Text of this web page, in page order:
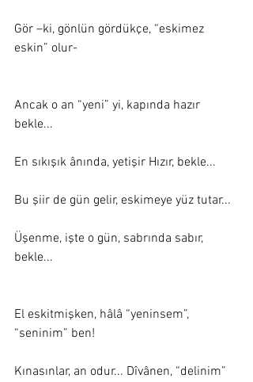
Gör –ki, gönlün gördükçe, “eskimez
eskin” olur-
Ancak o an “yeni” yi, kapında hazır
bekle...
En sıkışık ânında, yetişir Hızır, bekle...
Bu şiir de gün gelir, eskimeye yüz tutar...
Üşenme, işte o gün, sabrında sabır,
bekle...
El eskitmişken, hâlâ “yeninsem”,
“seninim” ben!
Kınasınlar, an odur... Dîvânen, “delinim”